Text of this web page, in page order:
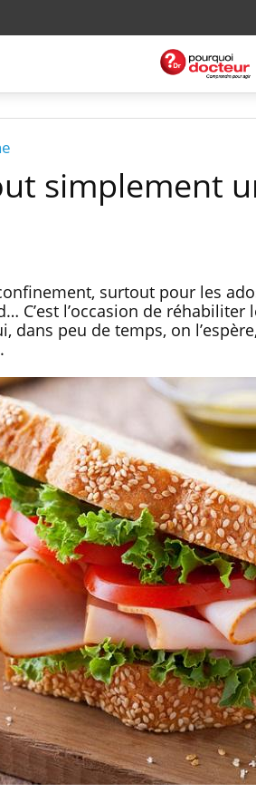
simplement
surtout pour les
C’est l’occasion de réhabiliter
dans peu de temps, on
Pourquoi votre ventre
gâche-t-il les premiers
jours de vos vacances ?
Fortes chaleurs :
pourquoi le risque de
noyade grimpe-t-il ?
Le Viagra pourrait-il
freiner la propagation du
cancer ?